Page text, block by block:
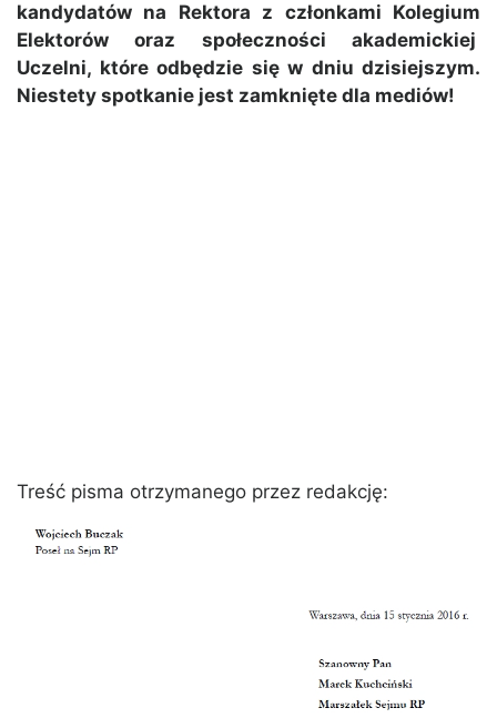
kandydatów na Rektora z członkami Kolegium
Elektorów oraz społeczności akademickiej
Uczelni, które odbędzie się w dniu dzisiejszym.
Niestety spotkanie jest zamknięte dla mediów!
Treść pisma otrzymanego przez redakcję: